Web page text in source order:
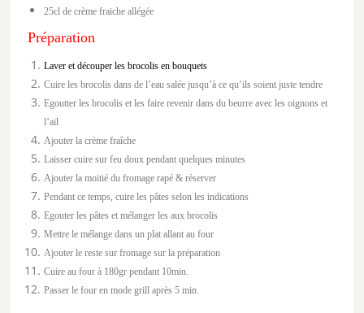
25cl de crème fraiche allégée
Préparation
Laver et découper les brocolis en bouquets
Cuire les brocolis dans de l’eau salée jusqu’à ce qu’ils soient juste tendre
Egoutter les brocolis et les faire revenir dans du beurre avec les oignons et
l’ail
Ajouter la crème fraîche
Laisser cuire sur feu doux pendant quelques minutes
Ajouter la moitié du fromage rapé & réserver
Pendant ce temps, cuire les pâtes selon les indications
Egouter les pâtes et mélanger les aux brocolis
Mettre le mélange dans un plat allant au four
Ajouter le reste sur fromage sur la préparation
Cuire au four à 180gr pendant 10min.
Passer le four en mode grill après 5 min.